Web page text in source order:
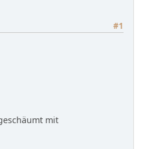
#1
mit